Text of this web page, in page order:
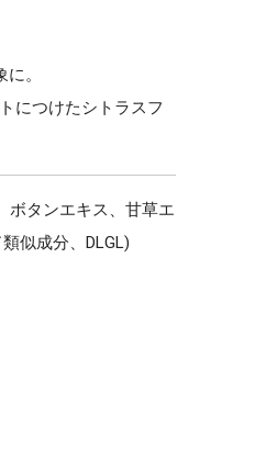
。
につけたシトラスフ
ボタンエキス、甘草エ
似成分、DLGL)